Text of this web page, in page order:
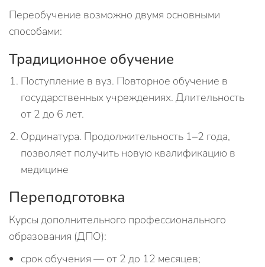
Переобучение возможно двумя основными
способами:
Традиционное обучение
Поступление в вуз. Повторное обучение в
государственных учреждениях. Длительность
от 2 до 6 лет.
Ординатура. Продолжительность 1–2 года,
позволяет получить новую квалификацию в
медицине
Переподготовка
Курсы дополнительного профессионального
образования (ДПО):
срок обучения — от 2 до 12 месяцев;